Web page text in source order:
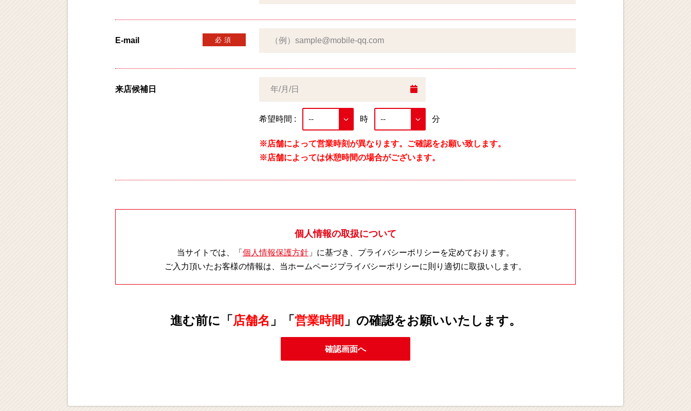
E-mail 必須
来店候補日
希望時間 : 時 分
※店舗によって営業時刻が異なります。ご確認をお願い致します。
※店舗によっては休憩時間の場合がございます。
個人情報の取扱について
当サイトでは、「 個人情報保護方針 」に基づき、プライバシーポリシーを定めております。
ご入力頂いたお客様の情報は、当ホームページプライバシーポリシーに則り適切に取扱いします。
進む前に「 店舗名 」「 営業時間 」の確認をお願いいたします。
確認画面へ